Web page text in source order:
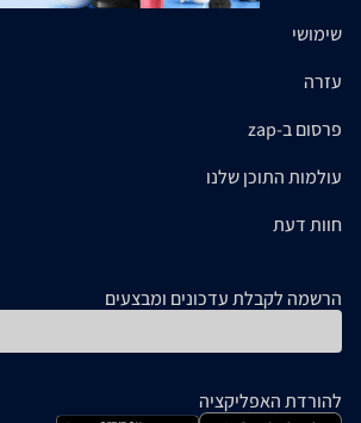
שימושי
עזרה
פרסום ב-zap
עולמות התוכן שלנו
חוות דעת
הרשמה לקבלת עדכונים ומבצעים
להורדת האפליקציה